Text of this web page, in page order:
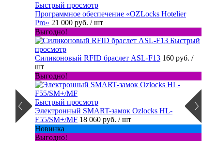
Быстрый просмотр
Программное обеспечение «OZLocks Hotelier
Pro» 21 000 руб. / шт
Выгодно!
Быстрый
просмотр
Силиконовый RFID браслет ASL-F13 160 руб. /
шт
Выгодно!
Быстрый просмотр
Электронный SMART-замок Ozlocks HL-
F55/SM+/MF 18 060 руб. / шт
Новинка
Выгодно!